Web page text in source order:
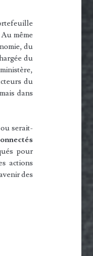
même
du
du
du
dans
serait-
pour
actions
des